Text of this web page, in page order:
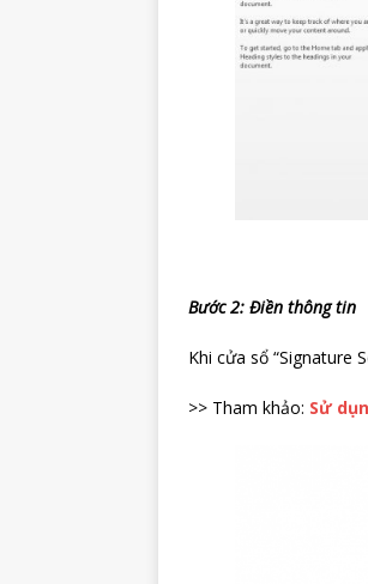
Bước 2: Điền thông tin
Khi cửa sổ “Signature
>> Tham khảo: Sử